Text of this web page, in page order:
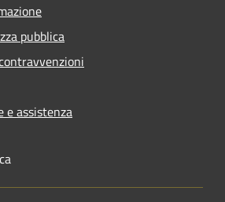
pubblica
e assistenza